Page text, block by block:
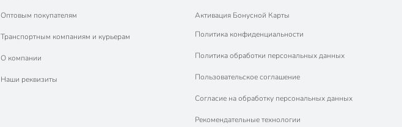
Оптовым покупателям
Транспортным компаниям и курьерам
О компании
Наши реквизиты
Активация Бонусной Карты
Политика конфиденциальности
Политика обработки персональных данных
Пользовательское соглашение
Согласие на обработку персональных данных
Рекомендательные технологии